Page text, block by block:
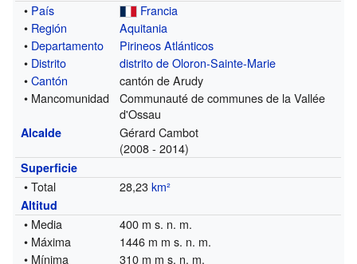
• País
Francia
• Región
Aquitania
• Departamento
Pirineos Atlánticos
• Distrito
distrito de Oloron-Sainte-Marie
•Cantón
cantón de Arudy
• Mancomunidad
Communauté de communes de la Vallée
d'Ossau
Alcalde
Gérard Cambot
(2008 - 2014)
Superficie
• Total 28,23km²
Altitud
• Media
400 m s. n. m.
• Máxima
1446 m m s. n. m.
• Mínima
310 m m s. n. m.